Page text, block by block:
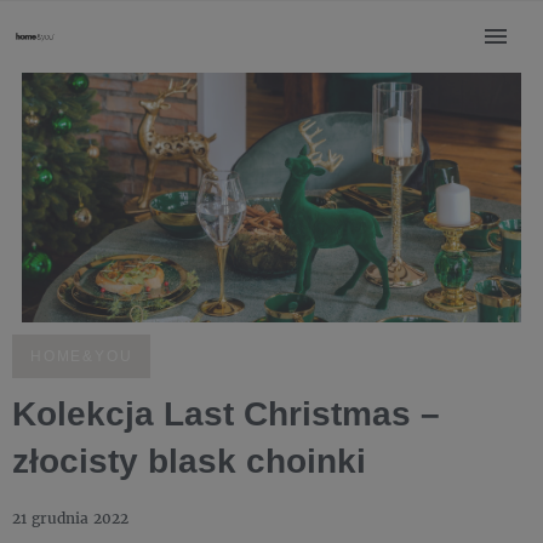
Kolekcja Last Christmas –
złocisty blask choinki
21 grudnia 2022